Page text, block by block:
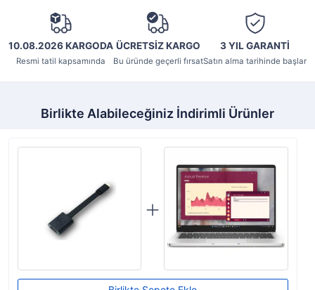
10.08.2026 KARGODA
Resmi tatil kapsamında
ÜCRETSİZ KARGO
Bu üründe geçerli fırsat
3 YILGARANTİ
Satın alma tarihinde başlar
Birlikte Alabileceğiniz İndirimli Ürünler